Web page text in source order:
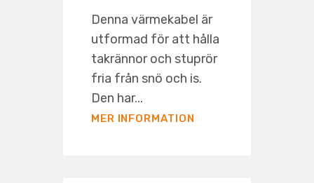
Denna värmekabel är
utformad för att hålla
takrännor och stuprör
fria från snö och is.
Den har...
MER INFORMATION